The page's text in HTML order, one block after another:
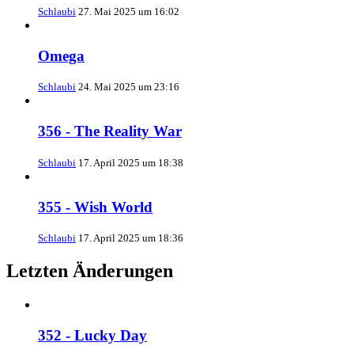
Schlaubi 27. Mai 2025 um 16:02
Omega
Schlaubi 24. Mai 2025 um 23:16
356 - The Reality War
Schlaubi 17. April 2025 um 18:38
355 - Wish World
Schlaubi 17. April 2025 um 18:36
Letzten Änderungen
352 - Lucky Day